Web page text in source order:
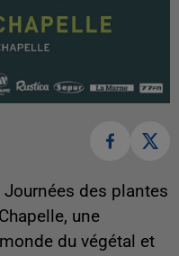
des plantes
une
du végétal et